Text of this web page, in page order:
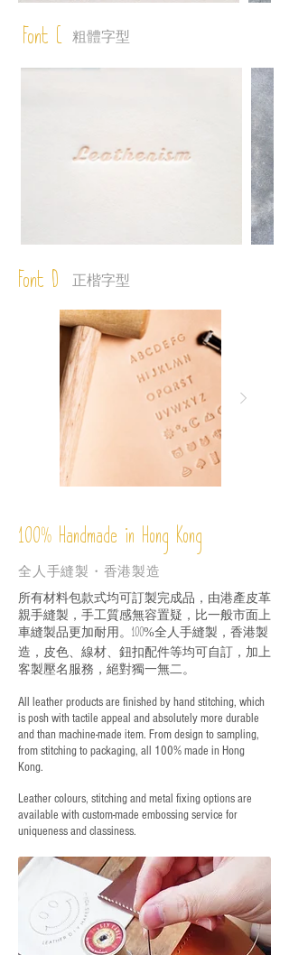
Font C 粗體字型
Font D 正楷字型
100% Handmade in Hong Kong
全人手縫製・香港製造
所有材料包款式均可訂製完成品，由港產皮革
親手縫製，手工質感無容置疑，比一般市面上
車縫製品更加耐用。 100%全人手縫製，香港製
造，皮色、線材、鈕扣配件等均可自訂，加上
客製壓名服務，絕對獨一無二。
All leather products are finished by hand stitching, which
is posh with tactile appeal and absolutely more durable
and than machine-made item. From design to sampling,
from stitching to packaging, all 100% made in Hong
Kong.
Leather colours, stitching and metal fixing options are
available with custom-made embossing service for
uniqueness and classiness.